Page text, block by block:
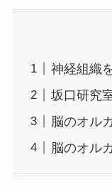
神経組織
坂口研究
脳のオル
脳のオル